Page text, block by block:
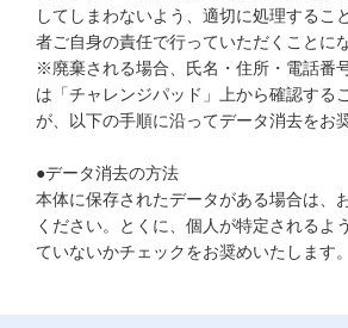
進研ゼミ 高校講座
進研ゼミ小学講座のご紹介は
会員サイト(お子様用)はこ
してしまわないよう、適切に処理するこ
者ご自身の責任で行っていただくことに
※廃棄される場合、氏名・住所・電話番
は「チャレンジパッド」上から確認する
が、以下の手順に沿ってデータ消去をお
●データ消去の方法
本体に保存されたデータがある場合は、
ください。とくに、個人が特定されるよ
ていないかチェックをお奨めいたします。